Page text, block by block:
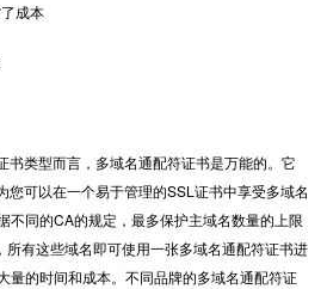
成本
书类型而言，多域名通配符证书是万能的。它
您可以在一个易于管理的SSL证书中享受多域名
不同的CA的规定，最多保护主域名数量的上限
有这些域名即可使用一张多域名通配符证书进
量的时间和成本。不同品牌的多域名通配符证